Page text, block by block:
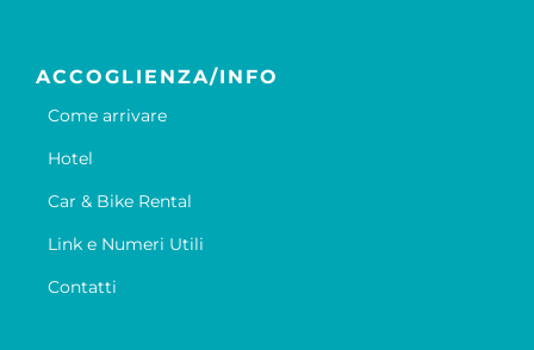
ACCOGLIENZA/INFO
Come arrivare
Hotel
Car & Bike Rental
Link e Numeri Utili
Contatti